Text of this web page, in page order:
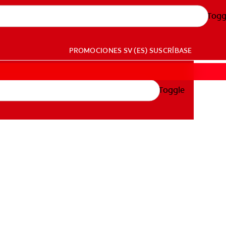
PROMOCIONES SV (ES) SUSCRÍBASE
Toggle